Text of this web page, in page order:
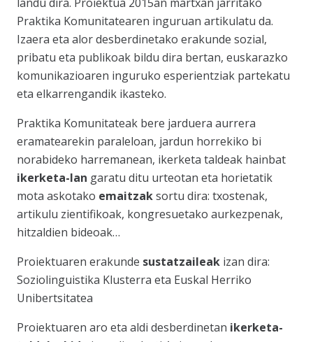
Praktika Komunitatearen inguruan artikulatu da.
Izaera eta alor desberdinetako erakunde sozial,
pribatu eta publikoak bildu dira bertan, euskarazko
komunikazioaren inguruko esperientziak partekatu
eta elkarrengandik ikasteko.
Praktika Komunitateak bere jarduera aurrera
eramatearekin paraleloan, jardun horrekiko bi
norabideko harremanean, ikerketa taldeak hainbat
ikerketa-lan garatu ditu urteotan eta horietatik
mota askotako emaitzaksortu dira: txostenak,
artikulu zientifikoak, kongresuetako aurkezpenak,
hitzaldien bideoak…
Proiektuaren erakunde sustatzaileak izan dira:
Soziolinguistika Klusterra eta Euskal Herriko
Unibertsitatea
Proiektuaren aro eta aldi desberdinetan ikerketa-